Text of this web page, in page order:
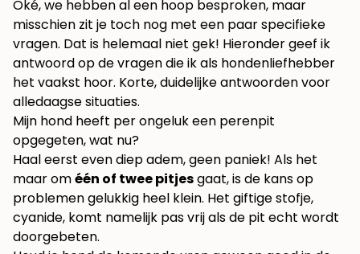
Oké, we hebben al een hoop besproken, maar
misschien zit je toch nog met een paar specifieke
vragen. Dat is helemaal niet gek! Hieronder geef ik
antwoord op de vragen die ik als hondenliefhebber
het vaakst hoor. Korte, duidelijke antwoorden voor
alledaagse situaties.
Mijn hond heeft per ongeluk een perenpit
opgegeten, wat nu?
Haal eerst even diep adem, geen paniek! Als het
maar oméén of twee pitjesgaat, is de kans op
problemen gelukkig heel klein. Het giftige stofje,
cyanide, komt namelijk pas vrij als de pit echt wordt
doorgebeten.